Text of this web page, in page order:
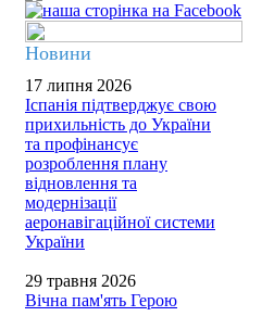
Новини
17 липня 2026
Іспанія підтверджує свою
прихильність до України
та профінансує
розроблення плану
відновлення та
модернізації
аеронавігаційної системи
України
29 травня 2026
Вічна пам'ять Герою